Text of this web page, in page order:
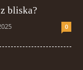
bliska?
0